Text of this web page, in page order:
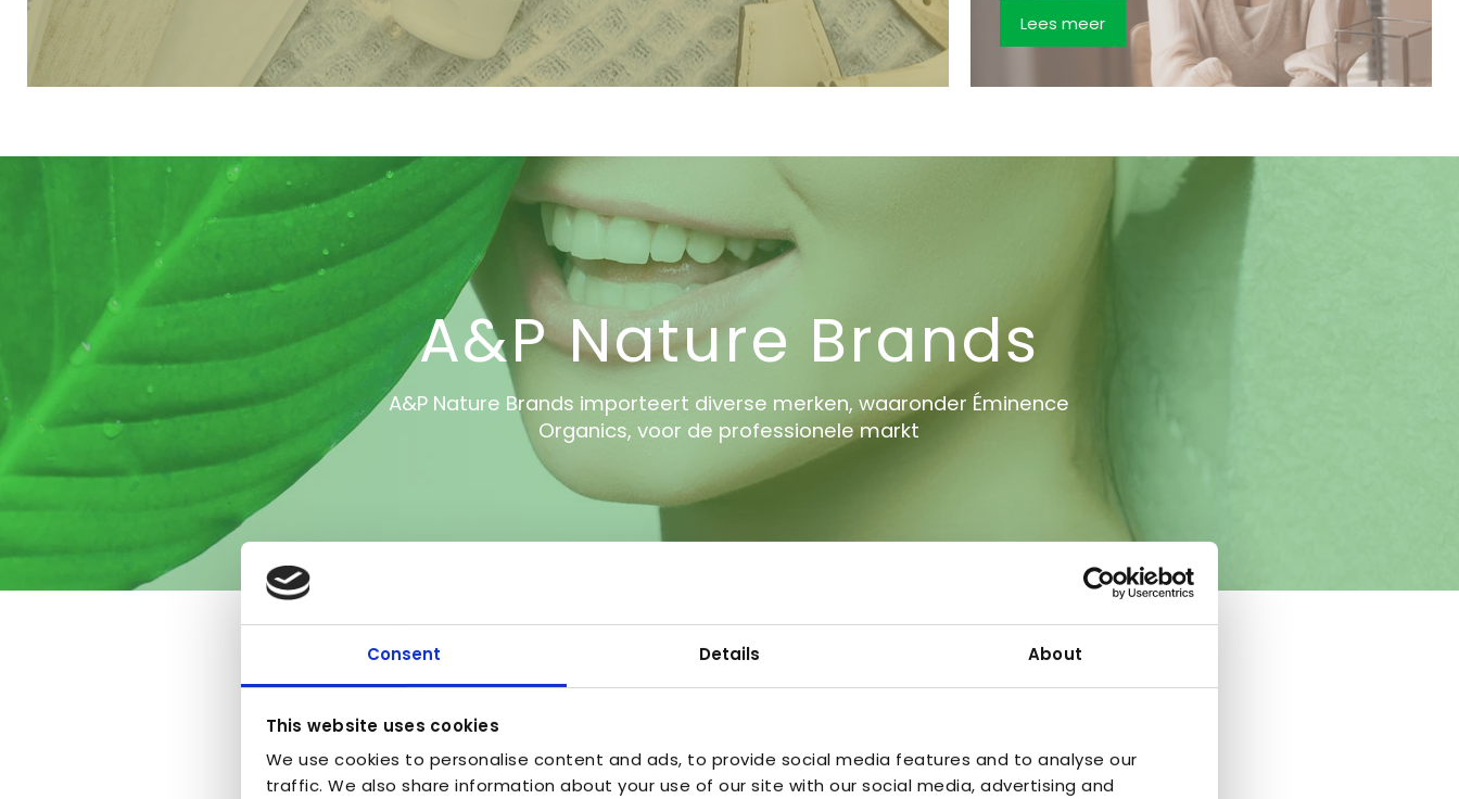
Consent Details About
This website uses cookies
We use cookies to personalise content and ads, to provide social media features and to analyse our
traffic. We also share information about your use of our site with our social media, advertising and
Lees meer
A&P Nature Brands
A&P Nature Brands importeert diverse merken, waaronder Éminence
Organics, voor de professionele markt